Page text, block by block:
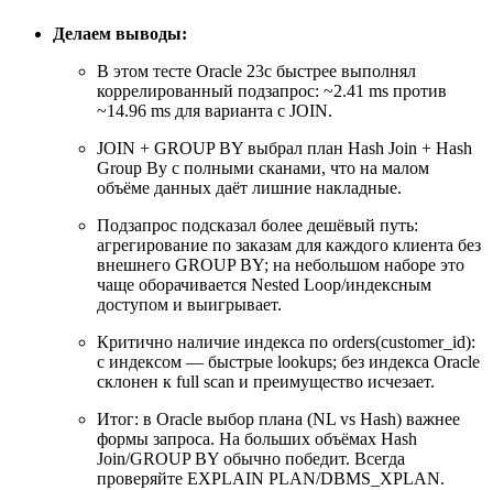
Делаем выводы:
В этом тесте Oracle 23c быстрее выполнял
коррелированный подзапрос: ~2.41 ms против
~14.96 ms для варианта с JOIN.
JOIN + GROUP BY выбрал план Hash Join + Hash
Group By с полными сканами, что на малом
объёме данных даёт лишние накладные.
Подзапрос подсказал более дешёвый путь:
агрегирование по заказам для каждого клиента без
внешнего GROUP BY; на небольшом наборе это
чаще оборачивается Nested Loop/индексным
доступом и выигрывает.
Критично наличие индекса по orders(customer_id):
с индексом — быстрые lookups; без индекса Oracle
склонен к full scan и преимущество исчезает.
Итог: в Oracle выбор плана (NL vs Hash) важнее
формы запроса. На больших объёмах Hash
Join/GROUP BY обычно победит. Всегда
проверяйте EXPLAIN PLAN/DBMS_XPLAN.